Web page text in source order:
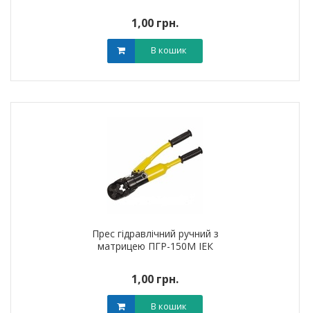
1,00 грн.
В кошик
Прес гідравлічний ручний з
матрицею ПГР-150М ІЕК
1,00 грн.
В кошик